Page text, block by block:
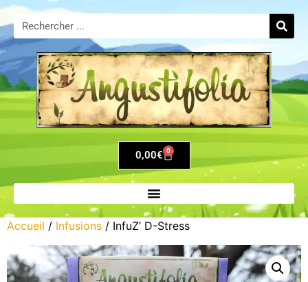
0,00€ 0
Accueil / Infusions / InfuZ’ D-Stress